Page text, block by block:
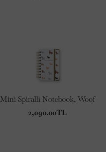
Mini Spiralli Notebook, Woof
2,090.00TL